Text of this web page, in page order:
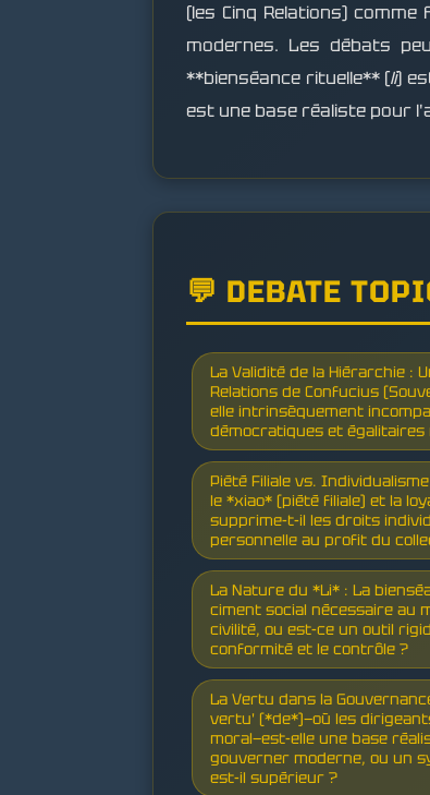
(les Cinq Relations)
modernes. Les débats
**bienséance rituelle** (li)
est une base réaliste pour
💬 DEBATE
La Validité de la Hiérarchie :
Relations de Confucius
elle intrinsèquement
démocratiques et égalitaires
Piété Filiale vs.
le *xiao* (piété filiale) et la
supprime-t-il les droits
personnelle au profit du
La Nature du *Li* : La
ciment social nécessaire au
civilité, ou est-ce un outil
conformité et le contrôle ?
La Vertu dans la
vertu' (*de*)—où les
moral—est-elle une base
gouverner moderne, ou un
est-il supérieur ?